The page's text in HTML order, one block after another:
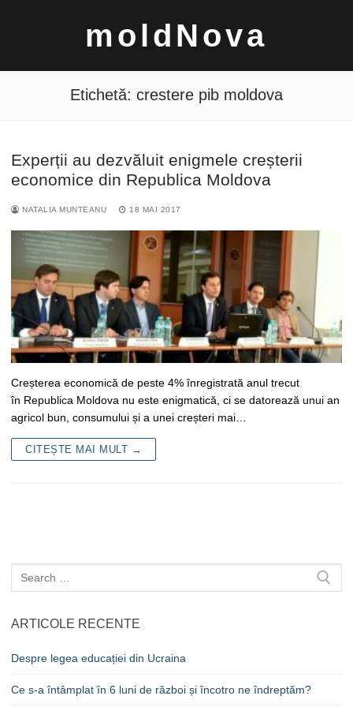
moldNova
Caută
Etichetă: crestere pib moldova
Experții au dezvăluit enigmele creșterii
economice din Republica Moldova
NATALIA MUNTEANU 18 MAI 2017
Creșterea economică de peste 4% înregistrată anul trecut
în Republica Moldova nu este enigmatică, ci se datorează unui an
agricol bun, consumului și a unei creșteri mai…
CITEȘTE MAI MULT →
Caută
după:
ARTICOLE RECENTE
Despre legea educației din Ucraina
Ce s-a întâmplat în 6 luni de război și încotro ne îndreptăm?